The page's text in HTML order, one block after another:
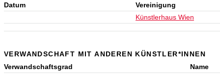
Datum
Vereinigung
Künstlerhaus Wien
VERWANDSCHAFT MIT ANDEREN KÜNSTLER*INNEN
Verwandschaftsgrad
Name